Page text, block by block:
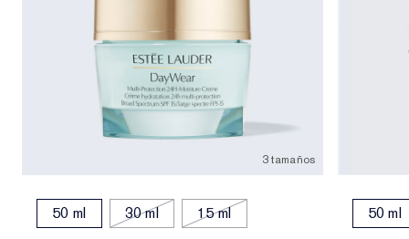
3 tamaños
50 ml 30 ml 15 ml 50 ml